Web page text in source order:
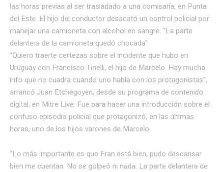
las horas previas al ser trasladado a una comisaría, en Punta
del Este. El hijo del conductor desacató un control policial por
manejar una camioneta con alcohol en sangre. “La parte
delantera de la camioneta quedó chocada”.
“Quiero traerte certezas sobre el incidente que hubo en
Uruguay con Francisco Tinelli, el hijo de Marcelo. Hay mucha
info que no cuadra cuando uno habla con los protagonistas”,
arrancó Juan Etchegoyen, desde su programa de contenido
digital, en Mitre Live. Fue para hacer una introducción sobre el
confuso episodio policial que protagonizó, en las últimas
horas, uno de los hijos varones de Marcelo.
“Lo más importante es que Fran está bien, pudo descansar
bien me cuentan. No se golpeó ni nada. La parte delantera de